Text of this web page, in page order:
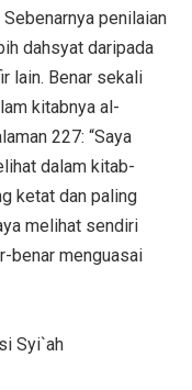
penilaian
dahsyat daripada
lain. Benar sekali
kitabnya al-
227: “Saya
dalam kitab-
ketat dan paling
melihat sendiri
benar menguasai
Syi`ah